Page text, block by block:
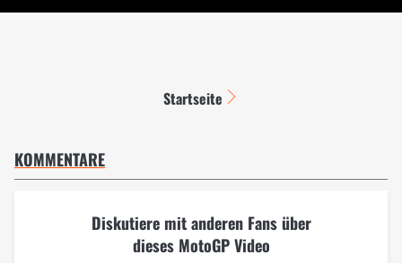
Startseite
KOMMENTARE
Diskutiere mit anderen Fans über
dieses MotoGP Video